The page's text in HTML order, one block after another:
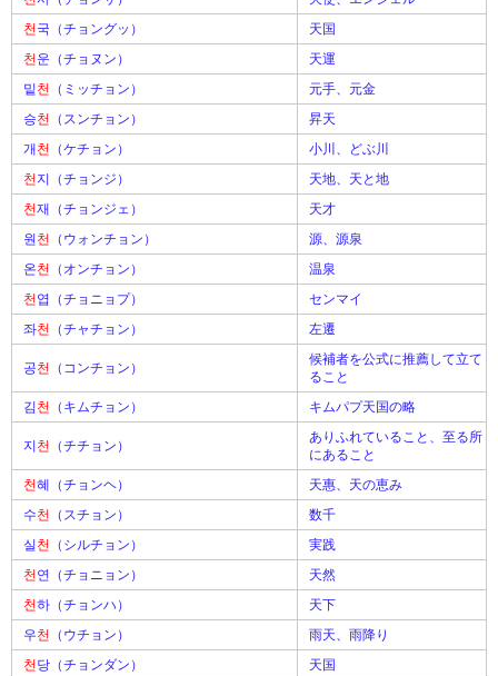
천국（チョングッ）
天国
천운（チョヌン）
天運
밑 천 （ミッチョン）
元手、元金
승천 （スンチョン）
昇天
개 천 （ケチョン）
小川、どぶ川
천지（チョンジ）
天地、天と地
천재（チョンジェ）
天才
원 천 （ウォンチョン）
源、源泉
온천 （オンチョン）
温泉
천엽（チョニョプ）
センマイ
좌천 （チャチョン） 左遷
공천 （コンチョン）
候補者を公式に推薦して立て
ること
김 천 （キムチョン） キムパプ天国の略
지 천 （チチョン）
ありふれていること、至る所
にあること
천혜（チョンヘ）
天惠、天の恵み
수천 （スチョン）
数千
실 천 （シルチョン）
実践
천연（チョニョン）
天然
천하（チョンハ）
天下
우천 （ウチョン）
雨天、雨降り
천당（チョンダン）
天国